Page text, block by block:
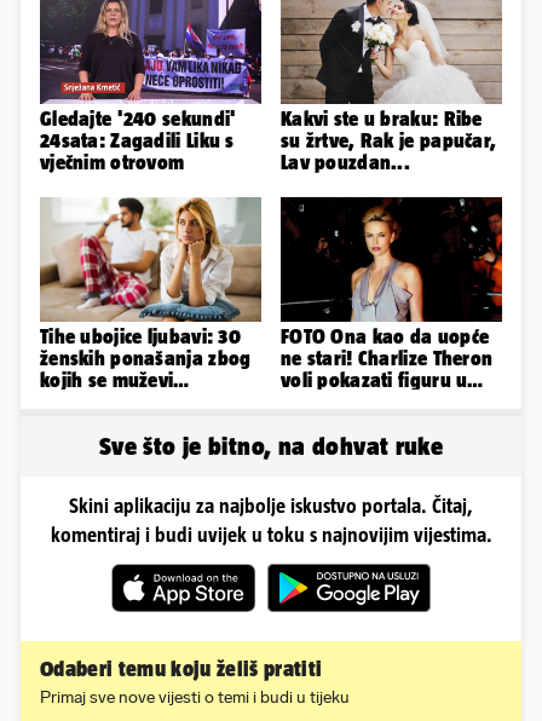
Gledajte '240 sekundi'
24sata: Zagadili Liku s
vječnim otrovom
Kakvi ste u braku: Ribe
su žrtve, Rak je papučar,
Lav pouzdan...
Tihe ubojice ljubavi: 30
ženskih ponašanja zbog
kojih se muževi
FOTO Ona kao da uopće
ne stari! Charlize Theron
voli pokazati figuru u
Sve što je bitno, na dohvat ruke
Skini aplikaciju za najbolje iskustvo portala. Čitaj,
komentiraj i budi uvijek u toku s najnovijim vijestima.
Odaberi temu koju želiš pratiti
Primaj sve nove vijesti o temi i budi u tijeku